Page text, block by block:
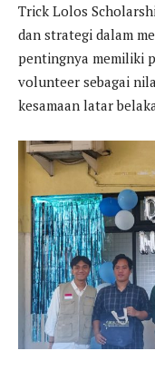
Trick Lolos
dan strategi dalam
pentingnya memiliki
volunteer sebagai
kesamaan latar